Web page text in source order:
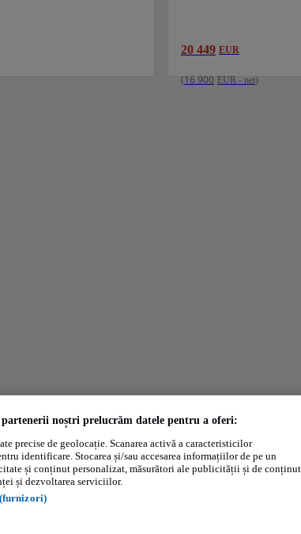
20 449 EUR
(16 900 EUR - net)
noștri prelucrăm datele pentru a oferi:
precise de geolocație. Scanarea activă a caracteristicilor
identificare. Stocarea și/sau accesarea informațiilor de pe un
și conținut personalizat, măsurători ale publicității și de
și dezvoltarea serviciilor.